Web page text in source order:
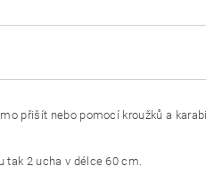
přišít nebo pomocí kroužků a
tak 2 ucha v délce 60 cm.